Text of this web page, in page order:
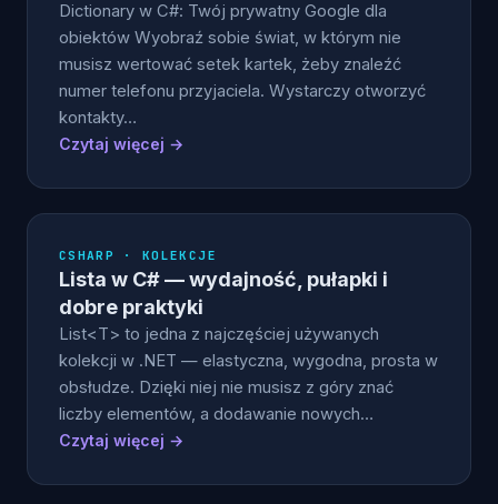
Dictionary w C#: Twój prywatny Google dla
obiektów Wyobraź sobie świat, w którym nie
musisz wertować setek kartek, żeby znaleźć
numer telefonu przyjaciela. Wystarczy otworzyć
kontakty…
Czytaj więcej →
CSHARP · KOLEKCJE
Lista w C# — wydajność, pułapki i
dobre praktyki
List<T> to jedna z najczęściej używanych
kolekcji w .NET — elastyczna, wygodna, prosta w
obsłudze. Dzięki niej nie musisz z góry znać
liczby elementów, a dodawanie nowych…
Czytaj więcej →